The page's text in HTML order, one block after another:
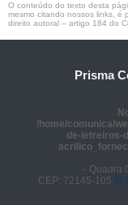
O conteúdo do texto desta
mesmo citando nossos links, é
direito autoral – artigo 184 do
Prisma
/home/comunica/
de-letreiros-
- Quadra
CEP: 72145-105